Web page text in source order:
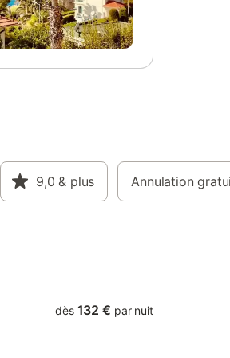
9,0 & plus Annulation
dès 132 € par nuit